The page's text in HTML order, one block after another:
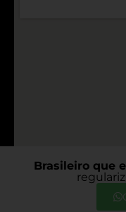
Brasileiro que
© TODOS OS